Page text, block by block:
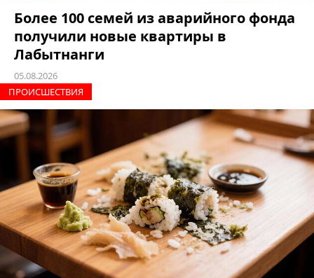
Более 100 семей из аварийного фонда
получили новые квартиры в
Лабытнанги
05.08.2026
ПРОИCШЕСТВИЯ